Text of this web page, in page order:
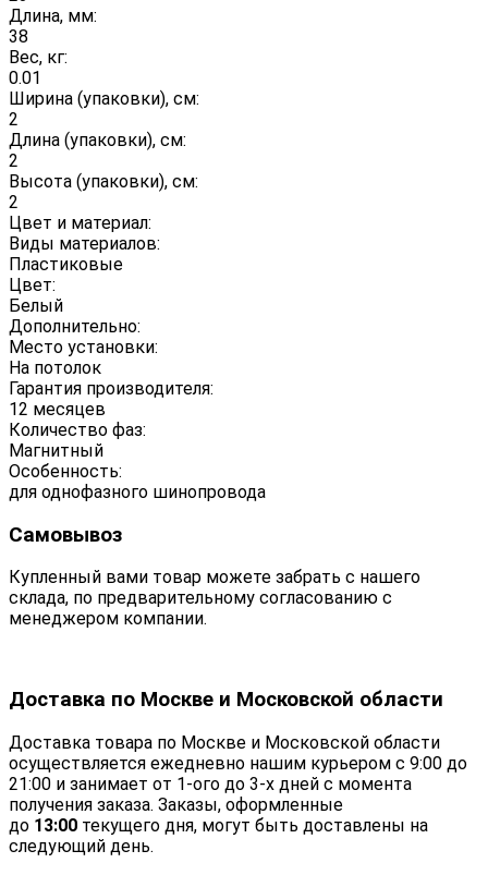
Длина, мм:
38
Вес, кг:
0.01
Ширина (упаковки), см:
2
Длина (упаковки), см:
2
Высота (упаковки), см:
2
Цвет и материал:
Виды материалов:
Пластиковые
Цвет:
Белый
Дополнительно:
Место установки:
На потолок
Гарантия производителя:
12 месяцев
Количество фаз:
Магнитный
Особенность:
для однофазного шинопровода
Самовывоз
Купленный вами товар можете забрать с нашего
склада, по предварительному согласованию с
менеджером компании.
Доставка по Москве и Московской области
Доставка товара по Москве и Московской области
осуществляется ежедневно нашим курьером с 9:00 до
21:00 и занимает от 1-ого до 3-х дней с момента
получения заказа. Заказы, оформленные
до 13:00 текущего дня, могут быть доставлены на
следующий день.